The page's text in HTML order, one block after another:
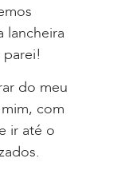
lancheira
parei!
do meu
com
ir até o